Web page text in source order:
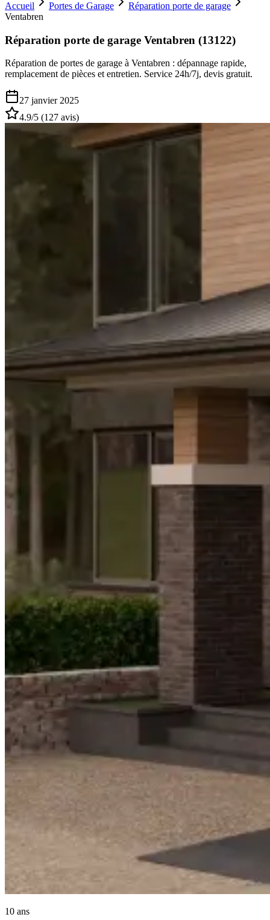
Accueil Portes de Garage
Réparation porte de garage
Ventabren
Réparation porte de garage Ventabren (13122)
Réparation de portes de garage à Ventabren : dépannage rapide,
remplacement de pièces et entretien. Service 24h/7j, devis gratuit.
27 janvier 2025
4.9/5 (127 avis)
10 ans